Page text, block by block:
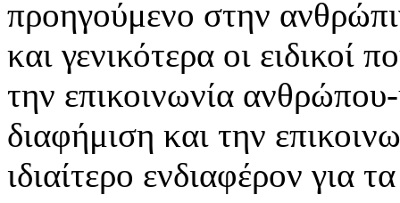
προηγούμενο στην
και γενικότερα οι ειδικοί
την επικοινωνία
διαφήμιση και την
ιδιαίτερο ενδιαφέρον για